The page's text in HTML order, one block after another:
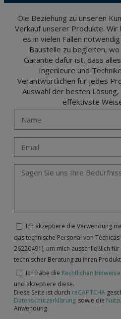
and opposition under the provisions of the
Portalada II | c/ Segador 13, 26006 | Logroño
Die Beziehung zu unseren
Verkauf unserer Produkte.
es in vielen Fällen
Baustelle zu begleiten,
Garantie dafür ist, dass
Ingenieure und
Verantwortlichen für jedes
Auswahl der besten
effektivste
Ich akzeptiere die Verwendung
das technische Personal von Técnicas
26220491), um mich ausschließlich
technischer Beratung zu ihren
Ich habe die Rechtlichen Hinweise
und akzeptiere diese.
Diese Seite ist durch reCAPTCHA
Datenschutzerklärung sowie die
Anwendung.